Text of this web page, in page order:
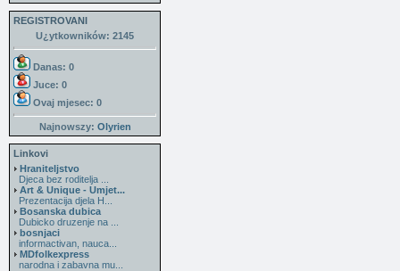
REGISTROVANI
U¿ytkowników: 2145
Danas: 0
Juce: 0
Ovaj mjesec: 0
Najnowszy: Olyrien
Linkovi
Hraniteljstvo
Djeca bez roditelja ...
Art & Unique - Umjet...
Prezentacija djela H...
Bosanska dubica
Dubicko druzenje na ...
bosnjaci
informactivan, nauca...
MDfolkexpress
narodna i zabavna mu...